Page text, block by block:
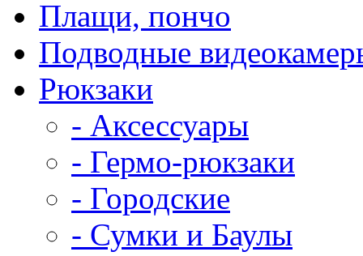
Плащи, пончо
Подводные
Рюкзаки
- Аксессуары
- Гермо-рюкзаки
- Городские
- Сумки и Баулы